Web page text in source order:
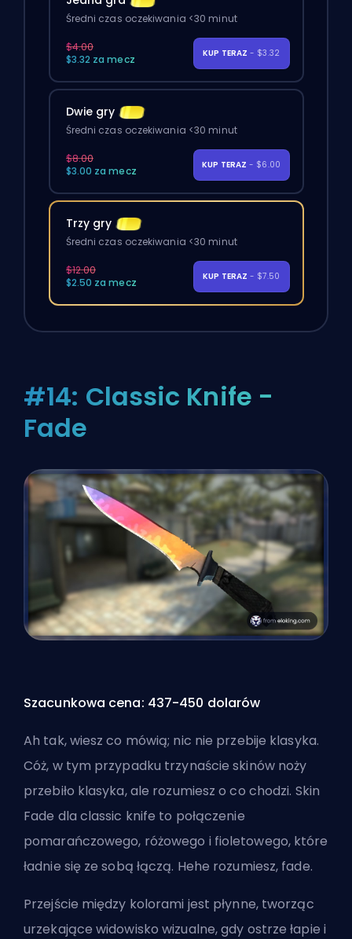
Średni czas oczekiwania <30 minut
$4.00
$3.32 za mecz
KUP TERAZ - $3.32
Dwie gry
Średni czas oczekiwania <30 minut
$8.00
$3.00 za mecz
KUP TERAZ - $6.00
Trzy gry
Średni czas oczekiwania <30 minut
$12.00
$2.50 za mecz
KUP TERAZ - $7.50
#14: Classic Knife -
Fade
Szacunkowa cena: 437-450 dolarów
Ah tak, wiesz co mówią; nic nie przebije klasyka.
Cóż, w tym przypadku trzynaście skinów noży
przebiło klasyka, ale rozumiesz o co chodzi. Skin
Fade dla classic knife to połączenie
pomarańczowego, różowego i fioletowego, które
ładnie się ze sobą łączą. Hehe rozumiesz, fade.
Przejście między kolorami jest płynne, tworząc
urzekające widowisko wizualne, gdy ostrze łapie i